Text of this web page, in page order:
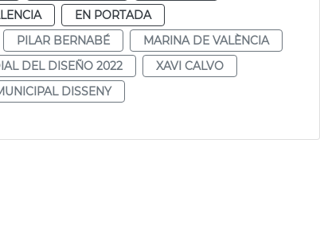
EN PORTADA
PILAR BERNABÉ
MARINA DE VALÈNCIA
DEL DISEÑO 2022
XAVI CALVO
DISSENY